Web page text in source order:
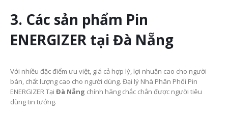
3. Các sản phẩm Pin
ENERGIZER tại Đà Nẵng
Với nhiều đặc điểm ưu việt, giá cả hợp lý, lợi nhuận cao cho người
bán, chất lượng cao cho người dùng. Đại lý Nhà Phân Phối Pin
ENERGIZER Tại Đà Nẵng chính hãng chắc chắn được người tiêu
dùng tin tưởng.